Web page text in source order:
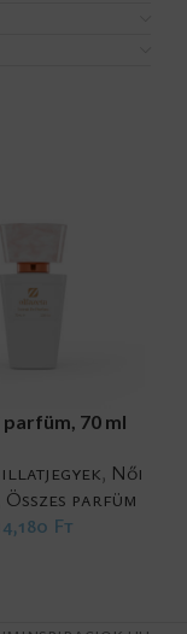
parfüm, 70 ml
, Női
Összes parfüm
Ft